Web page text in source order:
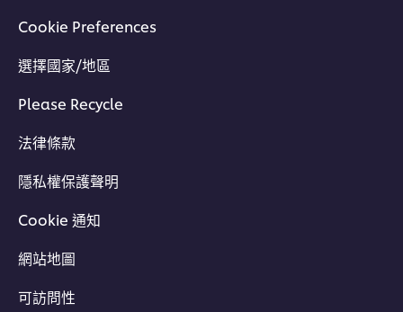
Cookie Preferences
選擇國家/地區
Please Recycle
法律條款
隱私權保護聲明
Cookie 通知
網站地圖
可訪問性